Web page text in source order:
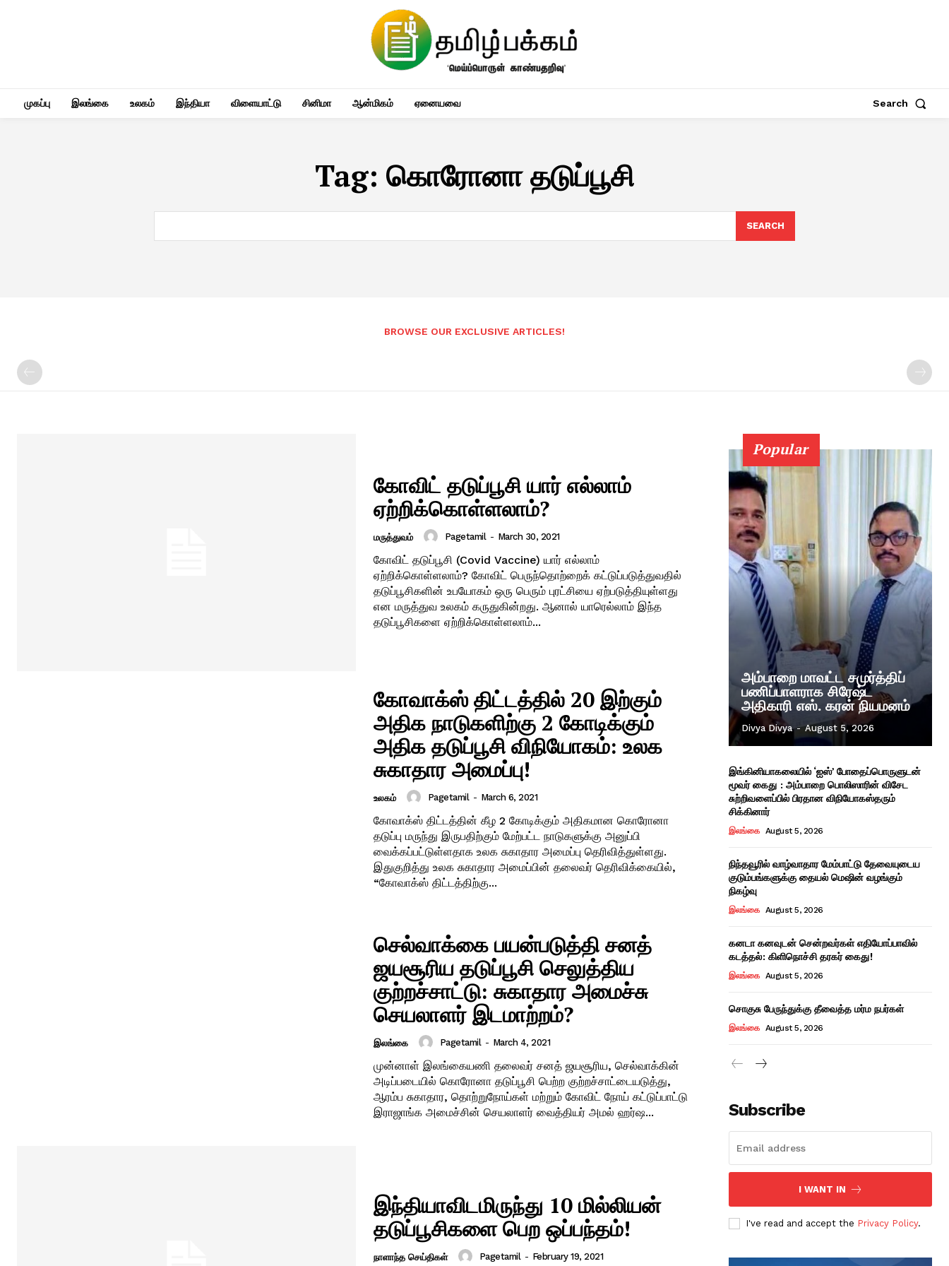
முகப்பு இலங்கை உலகம் இந்தியா விளையாட்டு சினிமா ஆன்மிகம் ஏனையவை Search
Tag: கொரோனா தடுப்பூசி
SEARCH
BROWSE OUR EXCLUSIVE ARTICLES!
கோவிட் தடுப்பூசி யார் எல்லாம்
ஏற்றிக்கொள்ளலாம்?
மருத்துவம் Pagetamil - March 30, 2021
கோவிட் தடுப்பூசி (Covid Vaccine) யார் எல்லாம்
ஏற்றிக்கொள்ளலாம்? கோவிட் பெருந்தொற்றைக் கட்டுப்படுத்துவதில்
தடுப்பூசிகளின் உபயோகம் ஒரு பெரும் புரட்சியை ஏற்படுத்தியுள்ளது
என மருத்துவ உலகம் கருதுகின்றது. ஆனால் யாரெல்லாம் இந்த
தடுப்பூசிகளை ஏற்றிக்கொள்ளலாம்...
கோவாக்ஸ் திட்டத்தில் 20 இற்கும்
அதிக நாடுகளிற்கு 2 கோடிக்கும்
அதிக தடுப்பூசி விநியோகம்: உலக
சுகாதார அமைப்பு!
உலகம் Pagetamil - March 6, 2021
கோவாக்ஸ் திட்டத்தின் கீழ 2 கோடிக்கும் அதிகமான கொரோனா
தடுப்பு மருந்து இருபதிற்கும் மேற்பட்ட நாடுகளுக்கு அனுப்பி
வைக்கப்பட்டுள்ளதாக உலக சுகாதார அமைப்பு தெரிவித்துள்ளது.
இதுகுறித்து உலக சுகாதார அமைப்பின் தலைவர் தெரிவிக்கையில்,
“கோவாக்ஸ் திட்டத்திற்கு...
செல்வாக்கை பயன்படுத்தி சனத்
ஜயசூரிய தடுப்பூசி செலுத்திய
குற்றச்சாட்டு: சுகாதார அமைச்சு
செயலாளர் இடமாற்றம்?
இலங்கை Pagetamil - March 4, 2021
முன்னாள் இலங்கையணி தலைவர் சனத் ஜயசூரிய, செல்வாக்கின்
அடிப்படையில் கொரோனா தடுப்பூசி பெற்ற குற்றச்சாட்டையடுத்து,
ஆரம்ப சுகாதார, தொற்றுநோய்கள் மற்றும் கோவிட் நோய் கட்டுப்பாட்டு
இராஜாங்க அமைச்சின் செயலாளர் வைத்தியர் அமல் ஹர்ஷ...
இந்தியாவிடமிருந்து 10 மில்லியன்
தடுப்பூசிகளை பெற ஒப்பந்தம்!
நாளாந்த செய்திகள் Pagetamil - February 19, 2021
Popular
அம்பாறை மாவட்ட சமுர்த்திப்
பணிப்பாளராக சிரேஷ்ட
அதிகாரி எஸ். கரன் நியமனம்
Divya Divya - August 5, 2026
இங்கினியாகலையில் ‘ஐஸ்’ போதைப்பொருளுடன்
மூவர் கைது : அம்பாறை பொலிஸாரின் விசேட
சுற்றிவளைப்பில் பிரதான விநியோகஸ்தரும்
சிக்கினார்
இலங்கை August 5, 2026
நிந்தவூரில் வாழ்வாதார மேம்பாட்டு தேவையுடைய
குடும்பங்களுக்கு தையல் மெஷின் வழங்கும்
நிகழ்வு
இலங்கை August 5, 2026
கனடா கனவுடன் சென்றவர்கள் எதியோப்பாவில்
கடத்தல்: கிளிநொச்சி தரகர் கைது!
இலங்கை August 5, 2026
சொகுசு பேருந்துக்கு தீவைத்த மர்ம நபர்கள்
இலங்கை August 5, 2026
Subscribe
I WANT IN
I've read and accept the Privacy Policy.